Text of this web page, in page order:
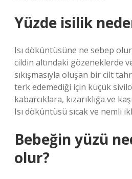
Yüzde isilik
Isı döküntüsüne ne sebep
cildin altındaki gözeneklerde
sıkışmasıyla oluşan bir cilt
terk edemediği için küçük
kabarcıklara, kızarıklığa ve
Isı döküntüsü sıcak ve nemli
Bebeğin yüzü
olur?